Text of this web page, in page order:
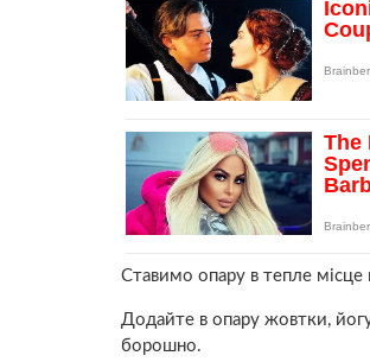
Ставимо опару в тепле місце
Додайте в опару жовтки,
борошно.